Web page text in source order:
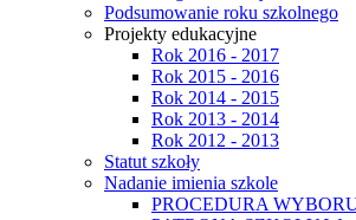
Podsumowanie roku szkolnego
Projekty edukacyjne
Rok 2016 - 2017
Rok 2015 - 2016
Rok 2014 - 2015
Rok 2013 - 2014
Rok 2012 - 2013
Statut szkoły
Nadanie imienia szkole
PROCEDURA